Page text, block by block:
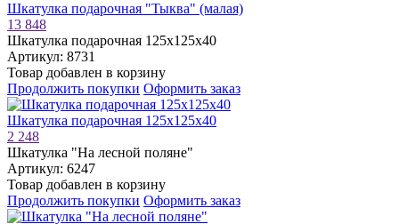
Шкатулка подарочная "Тыква" (малая)
13 848
Шкатулка подарочная 125х125х40
Артикул: 8731
Товар добавлен в корзину
Продолжить покупки Оформить заказ
Шкатулка подарочная 125х125х40
2 248
Шкатулка "На лесной поляне"
Артикул: 6247
Товар добавлен в корзину
Продолжить покупки Оформить заказ